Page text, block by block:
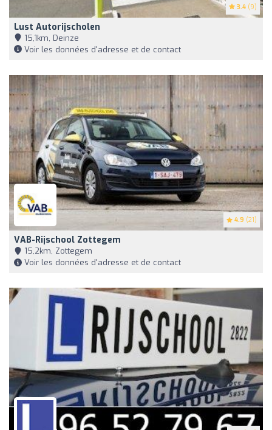
3.4 (9)
Lust Autorijscholen
15,1km, Deinze
Voir les données d'adresse et de contact
4.9 (21)
VAB-Rijschool Zottegem
15,2km, Zottegem
Voir les données d'adresse et de contact